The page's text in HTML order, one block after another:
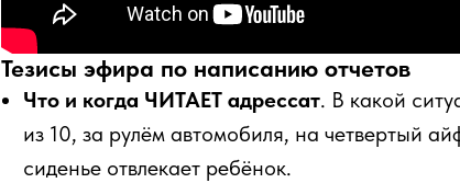
Тезисы эфира по написанию отчетов
Что и когда ЧИТАЕТ адрессат. В какой
из 10, за рулём автомобиля, на четвертый
сиденье отвлекает ребёнок.